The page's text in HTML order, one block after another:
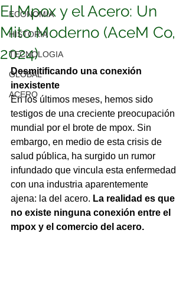
ECONOMIA
HISTORIA
TECNOLOGIA
GLOBAL
ACERO
El Mpox y el Acero: Un
Mito Moderno (AceM Co,
2024)
Desmitificando una conexión
inexistente
En los últimos meses, hemos sido
testigos de una creciente preocupación
mundial por el brote de mpox. Sin
embargo, en medio de esta crisis de
salud pública, ha surgido un rumor
infundado que vincula esta enfermedad
con una industria aparentemente
ajena: la del acero. La realidad es que
no existe ninguna conexión entre el
mpox y el comercio del acero.